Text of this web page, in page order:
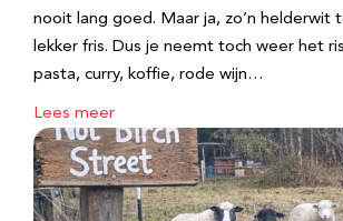
nooit lang goed. Maar ja, zo’n helderwit
lekker fris. Dus je neemt toch weer het
pasta, curry, koffie, rode wijn…
Lees meer